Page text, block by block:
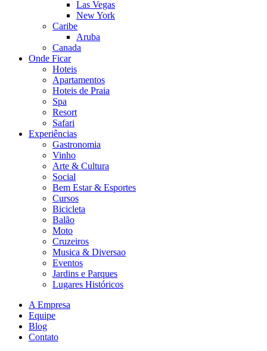
Las Vegas
New York
Caribe
Aruba
Canada
Onde Ficar
Hoteis
Apartamentos
Hoteis de Praia
Spa
Resort
Safari
Experiências
Gastronomia
Vinho
Arte & Cultura
Social
Bem Estar & Esportes
Cursos
Bicicleta
Balão
Moto
Cruzeiros
Musica & Diversao
Eventos
Jardins e Parques
Lugares Históricos
A Empresa
Equipe
Blog
Contato